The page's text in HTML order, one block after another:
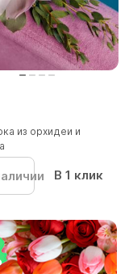
из орхидеи и
В 1 клик